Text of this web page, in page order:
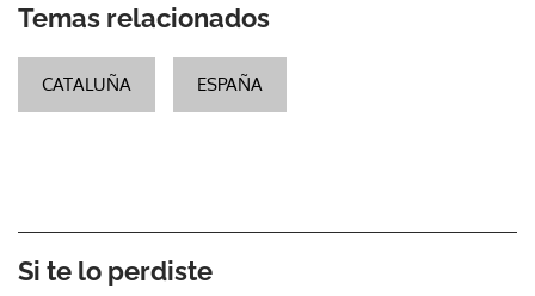
Temas relacionados
CATALUÑA ESPAÑA
Si te lo perdiste